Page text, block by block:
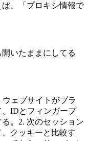
、「プロキシ情報で
いたままにしてる
ェブサイトがブラ
IDとフィンガープ
。2. 次のセッション
クッキーと比較す